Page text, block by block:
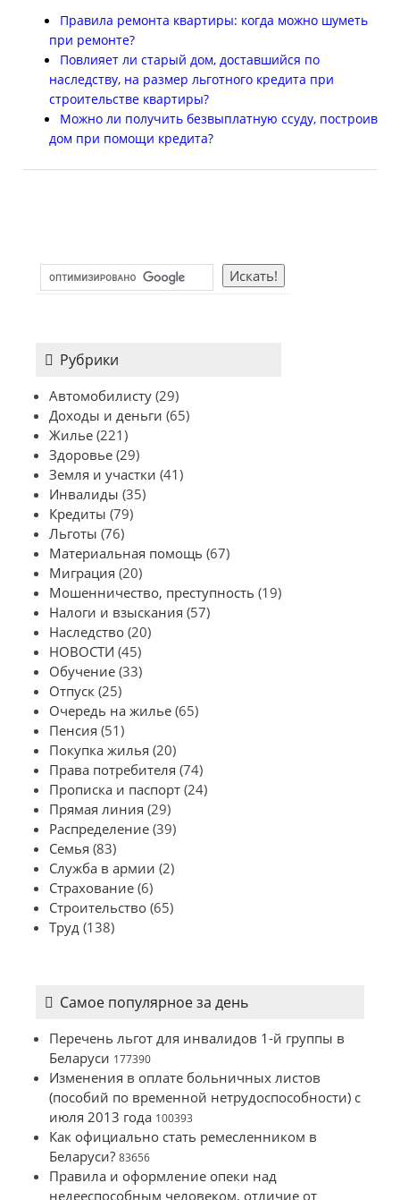
Правила ремонта квартиры: когда можно шуметь
при ремонте?
Повлияет ли старый дом, доставшийся по
наследству, на размер льготного кредита при
строительстве квартиры?
Можно ли получить безвыплатную ссуду, построив
дом при помощи кредита?
Рубрики
Автомобилисту (29)
Доходы и деньги (65)
Жилье (221)
Здоровье (29)
Земля и участки (41)
Инвалиды (35)
Кредиты (79)
Льготы (76)
Материальная помощь (67)
Миграция (20)
Мошенничество, преступность (19)
Налоги и взыскания (57)
Наследство (20)
НОВОСТИ (45)
Обучение (33)
Отпуск (25)
Очередь на жилье (65)
Пенсия (51)
Покупка жилья (20)
Права потребителя (74)
Прописка и паспорт (24)
Прямая линия (29)
Распределение (39)
Семья (83)
Служба в армии (2)
Страхование (6)
Строительство (65)
Труд (138)
Самое популярное за день
Перечень льгот для инвалидов 1-й группы в
Беларуси 177390
Изменения в оплате больничных листов
(пособий по временной нетрудоспособности) с
июля 2013 года 100393
Как официально стать ремесленником в
Беларуси? 83656
Правила и оформление опеки над
недееспособным человеком, отличие от